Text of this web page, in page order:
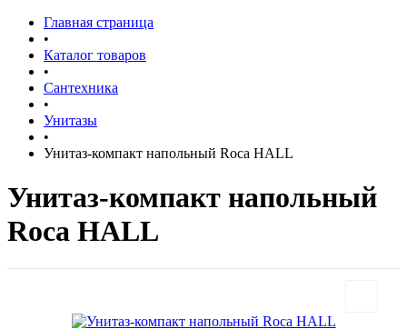
Главная страница
•
Каталог товаров
•
Сантехника
•
Унитазы
•
Унитаз-компакт напольный Roca HALL
Унитаз-компакт напольный
Roca HALL